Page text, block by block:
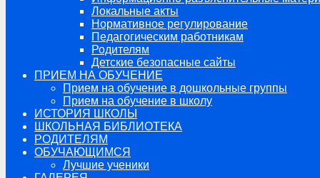
Локальные акты
Нормативное регулирование
Педагогическим работникам
Родителям
Детские безопасные сайты
ПРИЕМ НА ОБУЧЕНИЕ
Прием на обучение в дошкольные группы
Прием на обучение в школу
ИСТОРИЯ ШКОЛЫ
ШКОЛЬНАЯ БИБЛИОТЕКА
РОДИТЕЛЯМ
ОБУЧАЮЩИМСЯ
Лучшие ученики